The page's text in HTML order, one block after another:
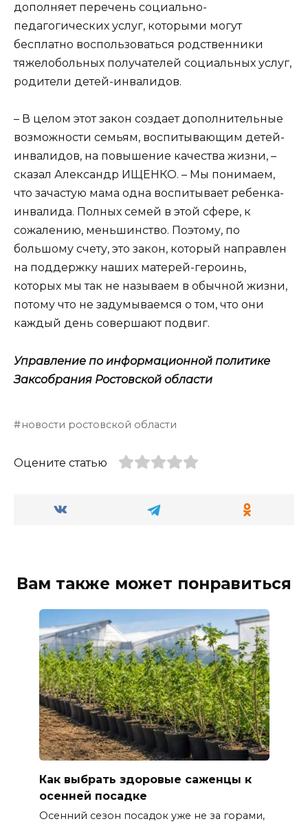
дополняет перечень социально-
педагогических услуг, которыми могут
бесплатно воспользоваться родственники
тяжелобольных получателей социальных услуг,
родители детей-инвалидов.
– В целом этот закон создает дополнительные
возможности семьям, воспитывающим детей-
инвалидов, на повышение качества жизни, –
сказал Александр ИЩЕНКО. – Мы понимаем,
что зачастую мама одна воспитывает ребенка-
инвалида. Полных семей в этой сфере, к
сожалению, меньшинство. Поэтому, по
большому счету, это закон, который направлен
на поддержку наших матерей-героинь,
которых мы так не называем в обычной жизни,
потому что не задумываемся о том, что они
каждый день совершают подвиг.
Управление по информационной политике
Заксобрания Ростовской области
новости ростовской области
Оцените статью
Вам также может понравиться
Как выбрать здоровые саженцы к
осенней посадке
Осенний сезон посадок уже не за горами,